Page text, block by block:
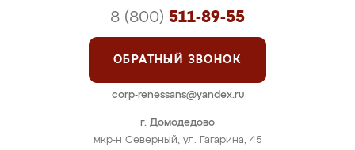
г. Домодедово
мкр-н Северный, ул. Гагарина, 45
8 (800) 511-89-55
ОБРАТНЫЙ ЗВОНОК
corp-renessans@yandex.ru